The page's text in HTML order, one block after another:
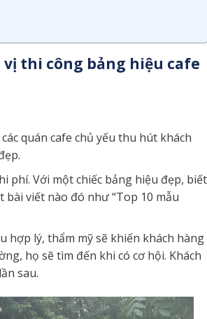
thi công bảng hiệu cafe
quán cafe chủ yếu thu hút khách
phí. Với một chiếc bảng hiệu đẹp, biết
viết nào đó như “Top 10 mẫu
lý, thẩm mỹ sẽ khiến khách hàng
họ sẽ tìm đến khi có cơ hội. Khách
sau.